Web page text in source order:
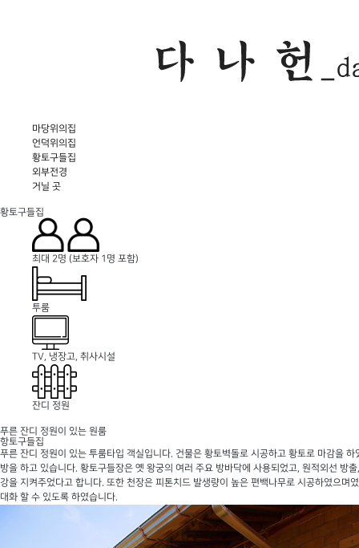
마당위의집
언덕위의집
황토구들집
외부전경
거닐 곳
황토구들집
최대 2명 (보호자 1명 포함)
투룸
TV, 냉장고, 취사시설
잔디 정원
푸른 잔디 정원이 있는 원룸
항토구들집
푸른 잔디 정원이 있는 투룸타입 객실입니다. 건물은 황토벽돌로 시공하고 황토로 마감을
방을 하고 있습니다. 황토구들장은 옛 왕궁의 여러 주요 방바닥에 사용되었고, 원적외선 방
강을 지켜주었다고 합니다. 또한 천장은 피톤치드 발생량이 높은 편백나무로 시공하였으며
대화 할 수 있도록 하였습니다.